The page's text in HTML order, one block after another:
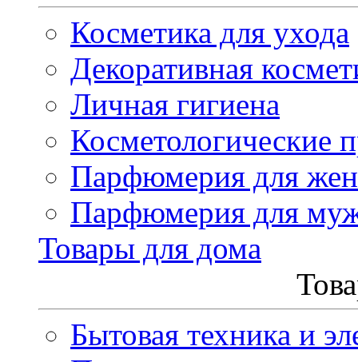
Косметика для ухода
Декоративная
Личная гигиена
Косметологические
Парфюмерия для
Парфюмерия для
Товары для дома
Бытовая техника и